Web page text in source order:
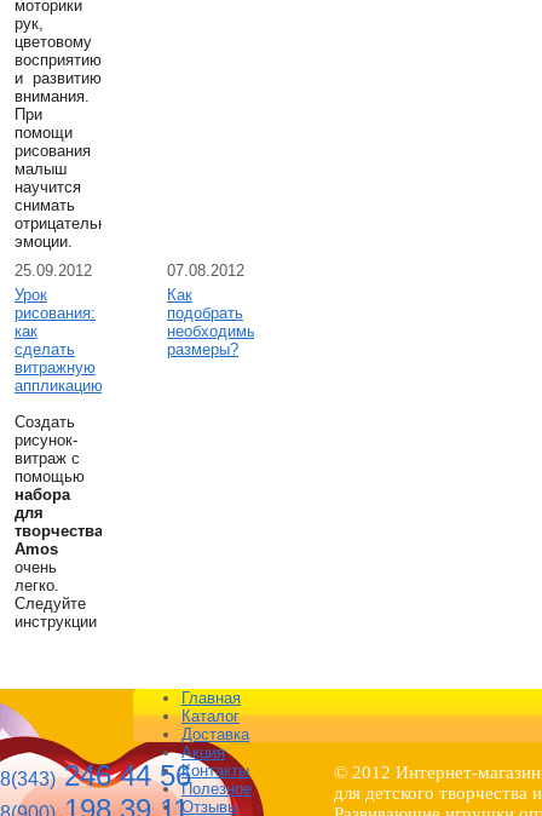
моторики
рук,
цветовому
восприятию
и развитию
внимания.
При
помощи
рисования
малыш
научится
снимать
отрицательные
эмоции.
25.09.2012
Урок
рисования:
как
сделать
витражную
аппликацию
Создать
рисунок-
витраж с
помощью
набора
для
творчества
Amos
очень
легко.
Следуйте
инструкции
07.08.2012
Как
подобрать
необходимые
размеры?
Главная
Каталог
Доставка
Акция
Контакты
Полезное
Отзывы
8(343)246 44 56
198 39 11
© 2012 Интернет-
для детского